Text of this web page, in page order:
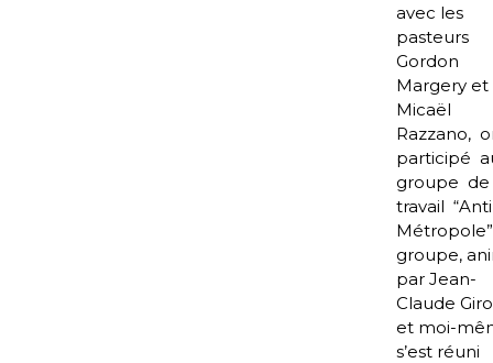
avec les
pasteurs
Gordon
Margery et
Micaël
Razzano,
participé
groupe de
travail
groupe,
par Jean-
Claude
et moi-
s’est réuni